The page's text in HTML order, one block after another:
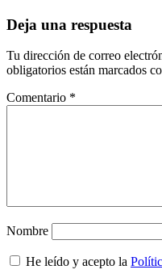
Deja una respuesta
Tu dirección de correo
obligatorios están marcados
Comentario *
Nombre
He leído y acepto la